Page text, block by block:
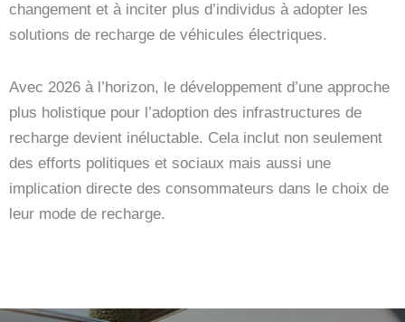
changement et à inciter plus d’individus à adopter les
solutions de recharge de véhicules électriques.
Avec 2026 à l’horizon, le développement d’une approche
plus holistique pour l’adoption des infrastructures de
recharge devient inéluctable. Cela inclut non seulement
des efforts politiques et sociaux mais aussi une
implication directe des consommateurs dans le choix de
leur mode de recharge.